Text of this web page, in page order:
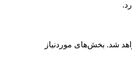
شد. بخش‌های موردنیاز